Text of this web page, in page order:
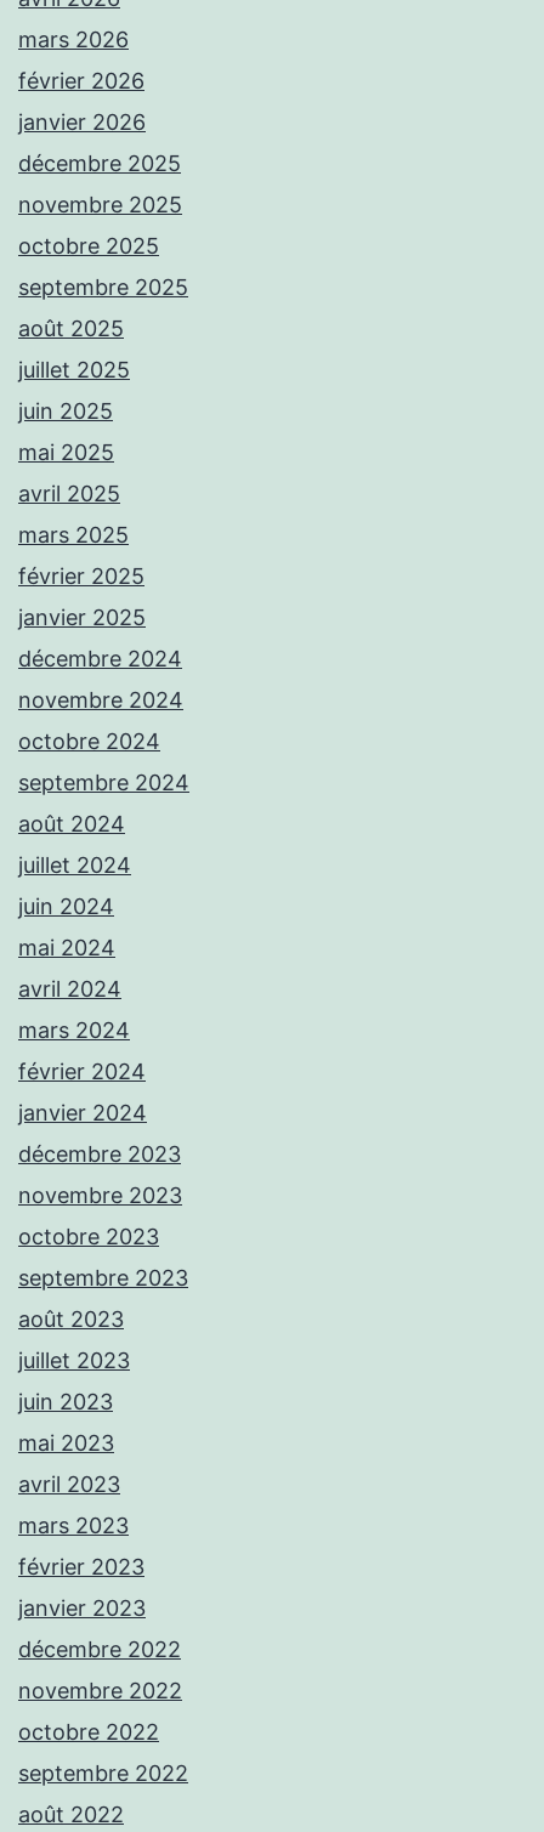
mars 2026
février 2026
janvier 2026
décembre 2025
novembre 2025
octobre 2025
septembre 2025
août 2025
juillet 2025
juin 2025
mai 2025
avril 2025
mars 2025
février 2025
janvier 2025
décembre 2024
novembre 2024
octobre 2024
septembre 2024
août 2024
juillet 2024
juin 2024
mai 2024
avril 2024
mars 2024
février 2024
janvier 2024
décembre 2023
novembre 2023
octobre 2023
septembre 2023
août 2023
juillet 2023
juin 2023
mai 2023
avril 2023
mars 2023
février 2023
janvier 2023
décembre 2022
novembre 2022
octobre 2022
septembre 2022
août 2022